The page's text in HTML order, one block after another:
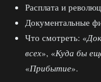
Расплата и
Документальные
Что смотреть: «
всех», «Куда бы
«Прибытие».